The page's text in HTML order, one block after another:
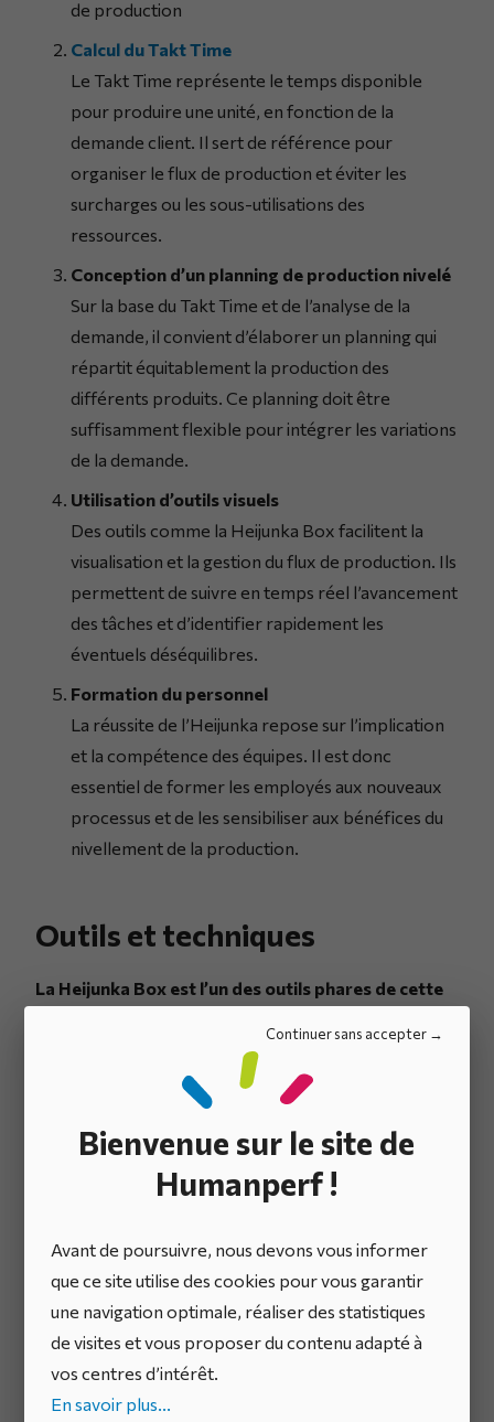
Continuer sans accepter
Bienvenue sur le site de
Humanperf !
Avant de poursuivre, nous devons vous informer
que ce site utilise des cookies pour vous garantir
une navigation optimale, réaliser des statistiques
de visites et vous proposer du contenu adapté à
vos centres d’intérêt.
En savoir plus...
de production
Calcul du Takt Time
Le Takt Time représente le temps disponible
pour produire une unité, en fonction de la
demande client. Il sert de référence pour
organiser le flux de production et éviter les
surcharges ou les sous-utilisations des
ressources.
Conception d’un planning de production nivelé
Sur la base du Takt Time et de l’analyse de la
demande, il convient d’élaborer un planning qui
répartit équitablement la production des
différents produits. Ce planning doit être
suffisamment flexible pour intégrer les variations
de la demande.
Utilisation d’outils visuels
Des outils comme la Heijunka Box facilitent la
visualisation et la gestion du flux de production. Ils
permettent de suivre en temps réel l’avancement
des tâches et d’identifier rapidement les
éventuels déséquilibres.
Formation du personnel
La réussite de l’Heijunka repose sur l’implication
et la compétence des équipes. Il est donc
essentiel de former les employés aux nouveaux
processus et de les sensibiliser aux bénéfices du
nivellement de la production.
Outils et techniques
La Heijunka Box est l’un des outils phares de cette
cases représentant les différents créneaux horaires
et types de produits à fabriquer. Les ordres de
production sont placés dans les cases
correspondantes, ce qui permet de visualiser d’un
coup d’œil le planning et d’assurer un flux régulier.
kanbans
complément pour renforcer l’efficacité du
nivellement.
Exemples d’Applications